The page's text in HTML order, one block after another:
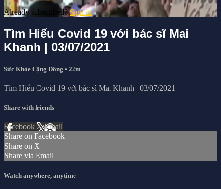
Already subscribed?Sign in
Tìm Hiểu Covid 19 với bác sĩ Mai
Khanh | 03/07/2021
Sức Khỏe Cộng Đồng • 22m
Tìm Hiểu Covid 19 với bác sĩ Mai Khanh | 03/07/2021
Share with friends
Facebook XEmail
Share on Facebook
Share on X
Share via Email
Watch anywhere, anytime